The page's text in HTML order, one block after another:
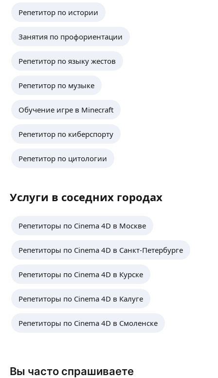
Репетитор по истории
Занятия по профориентации
Репетитор по языку жестов
Репетитор по музыке
Обучение игре в Minecraft
Репетитор по киберспорту
Репетитор по цитологии
Услуги в соседних городах
Репетиторы по Cinema 4D в Москве
Репетиторы по Cinema 4D в Санкт-Петербурге
Репетиторы по Cinema 4D в Курске
Репетиторы по Cinema 4D в Калуге
Репетиторы по Cinema 4D в Смоленске
Вы часто спрашиваете